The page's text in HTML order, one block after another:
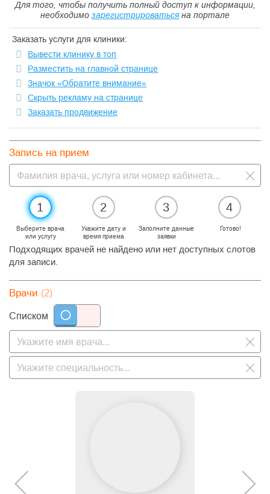
Для того, чтобы получить полный доступ к информации,
необходимо зарегистрироватьсяна портале
Заказать услуги для клиники:
Вывести клинику в топ
Разместить на главной странице
Значок «Обратите внимание»
Скрыть рекламу на странице
Заказать продвижение
Запись на прием
1
Выберите врача
или услугу
2
Укажите дату и
время приема
3
Заполните данные
заявки
4
Готово!
Подходящих врачей не найдено или нет доступных слотов
для записи.
Врачи (2)
Списком